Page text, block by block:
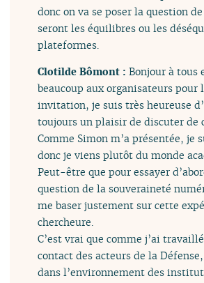
donc on va se poser la question
seront les équilibres ou les
plateformes.
Clotilde Bômont :Bonjour à tous
beaucoup aux organisateurs pour
invitation, je suis très heureuse
toujours un plaisir de discuter de
Comme Simon m’a présentée, je
donc je viens plutôt du monde
Peut-être que pour essayer
question de la souveraineté
me baser justement sur cette
chercheure.
C’est vrai que comme j’ai
contact des acteurs de la
dans l’environnement des